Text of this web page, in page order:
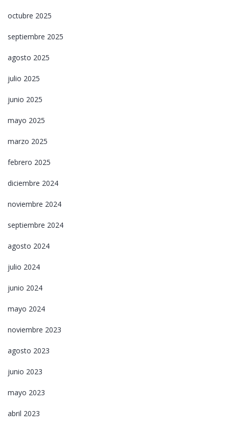
octubre 2025
septiembre 2025
agosto 2025
julio 2025
junio 2025
mayo 2025
marzo 2025
febrero 2025
diciembre 2024
noviembre 2024
septiembre 2024
agosto 2024
julio 2024
junio 2024
mayo 2024
noviembre 2023
agosto 2023
junio 2023
mayo 2023
abril 2023